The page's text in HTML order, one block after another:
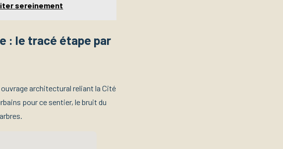
sereinement
: le tracé étape par
architectural reliant la Cité
pour ce sentier, le bruit du